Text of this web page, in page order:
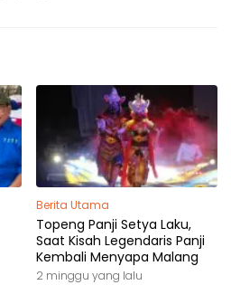
Berita Utama
Topeng Panji Setya Laku,
Saat Kisah Legendaris Panji
Kembali Menyapa Malang
2 minggu yang lalu